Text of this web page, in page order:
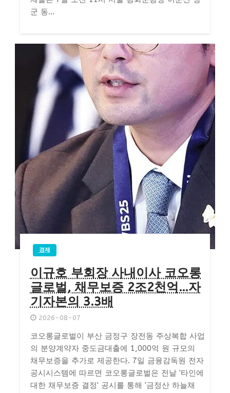
군 동...
경제
이규호 부회장 사내이사 코오롱
글로벌, 채무보증 2조2천억…자
기자본의 3.3배
2026-08-07
코오롱글로벌이 부산 금정구 장전동 주상복합 사업
의 분양계약자 중도금대출에 1,000억 원 규모의
채무보증을 추가로 제공한다. 7일 금융감독원 전자
공시시스템에 따르면 코오롱글로벌은 전날 '타인에
대한 채무보증 결정' 공시를 통해 '금정산 하늘채